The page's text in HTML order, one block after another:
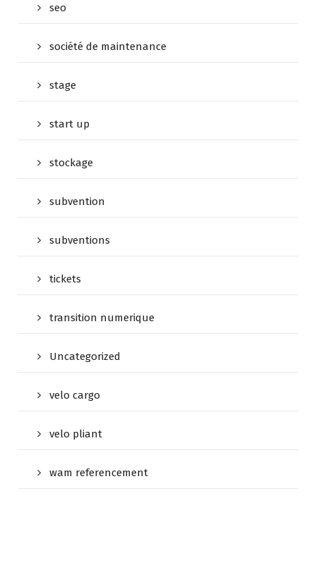
seo
société de maintenance
stage
start up
stockage
subvention
subventions
tickets
transition numerique
Uncategorized
velo cargo
velo pliant
wam referencement